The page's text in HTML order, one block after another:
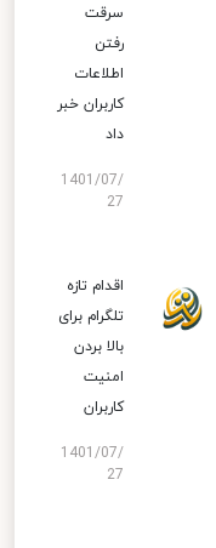
سرقت
رفتن
اطلاعات
کاربران خبر
داد
1401/07/
27
اقدام تازه
تلگرام برای
بالا بردن
امنیت
کاربران
1401/07/
27